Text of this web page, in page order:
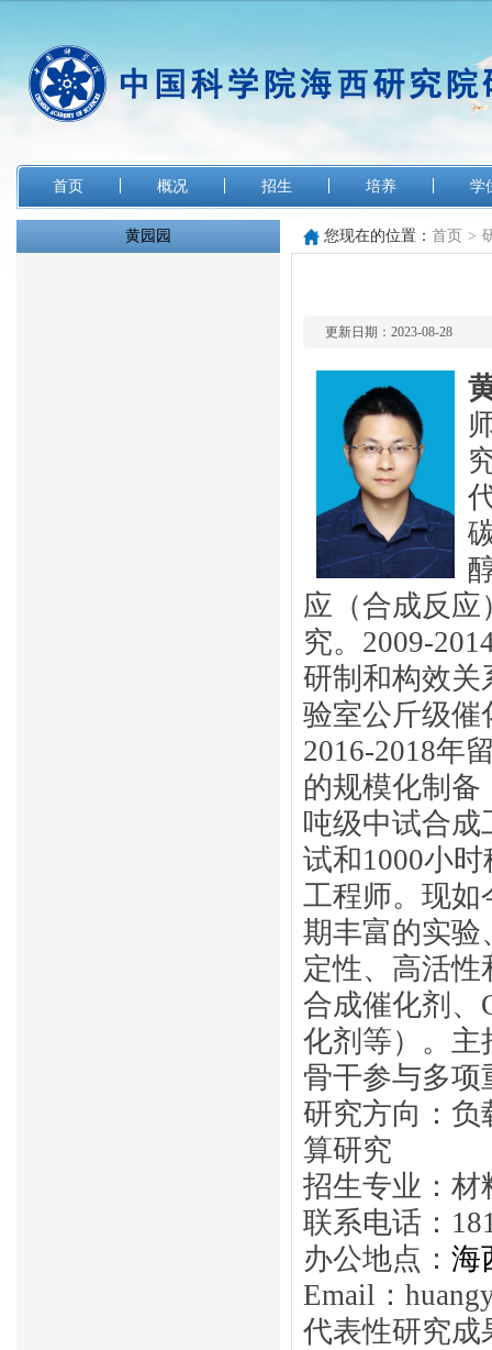
首页 概况 招生 培养 学
黄园园 您现在的位置： 首页 >
更新日期：2023-08-28
应（合成反应
究。2009-
研制和构效关
验室公斤级催
2016-2018年
的规模化制备
吨级中试合成
试和1000小
工程师。现如
期丰富的实验
定性、高活性
合成催化剂、
化剂等）。主
骨干参与多项
研究方向：负
算研究
招生专业：材
联系电话：
办公地点： 海
Email：
代表性研究成